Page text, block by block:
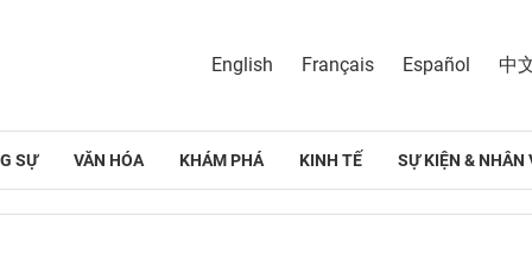
English Français Español 中
SỰ VĂN HÓA KHÁM PHÁ KINH TẾ SỰ KIỆN & NHÂN